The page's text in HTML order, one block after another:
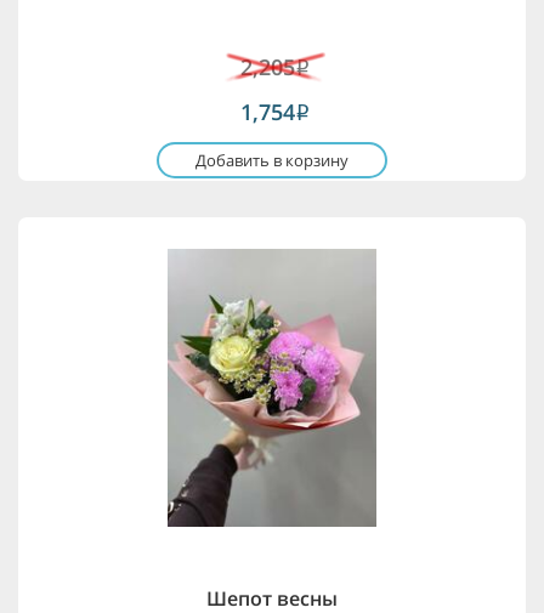
2,205i
1,754i
Добавить в корзину
Шепот весны